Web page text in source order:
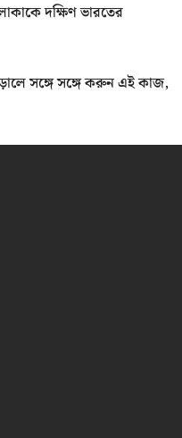
দক্ষিণ ভারতের
সঙ্গে সঙ্গে করুন এই কাজ,